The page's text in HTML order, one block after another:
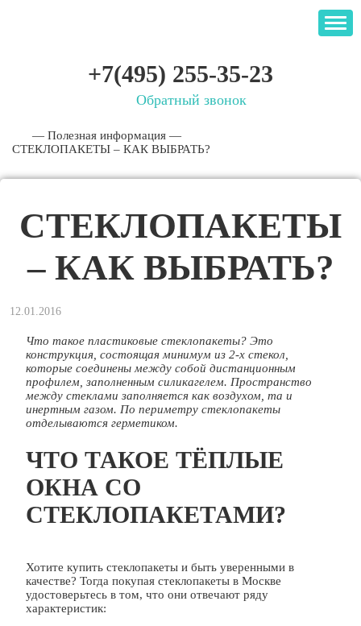
+7(495) 255-35-23
Обратный звонок
— Полезная информация —
СТЕКЛОПАКЕТЫ – КАК ВЫБРАТЬ?
СТЕКЛОПАКЕТЫ
– КАК ВЫБРАТЬ?
12.01.2016
Что такое пластиковые стеклопакеты? Это
конструкция, состоящая минимум из 2-х стекол,
которые соединены между собой дистанционным
профилем, заполненным силикагелем. Пространство
между стеклами заполняется как воздухом, та и
инертным газом. По периметру стеклопакеты
отделываются герметиком.
ЧТО ТАКОЕ ТЁПЛЫЕ
ОКНА СО
СТЕКЛОПАКЕТАМИ?
Хотите купить стеклопакеты и быть уверенными в
качестве? Тогда покупая стеклопакеты в Москве
удостоверьтесь в том, что они отвечают ряду
характеристик: